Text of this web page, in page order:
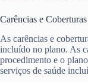
Carências e Coberturas
As carências e
incluído no plano. As
procedimento e o
serviços de saúde